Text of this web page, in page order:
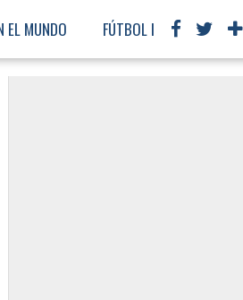
EL MUNDO FÚTBOL INTERNACIONAL